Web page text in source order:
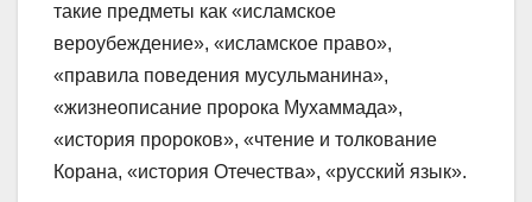
такие предметы как «исламское
вероубеждение», «исламское право»,
«правила поведения мусульманина»,
«жизнеописание пророка Мухаммада»,
«история пророков», «чтение и толкование
Корана, «история Отечества», «русский язык».